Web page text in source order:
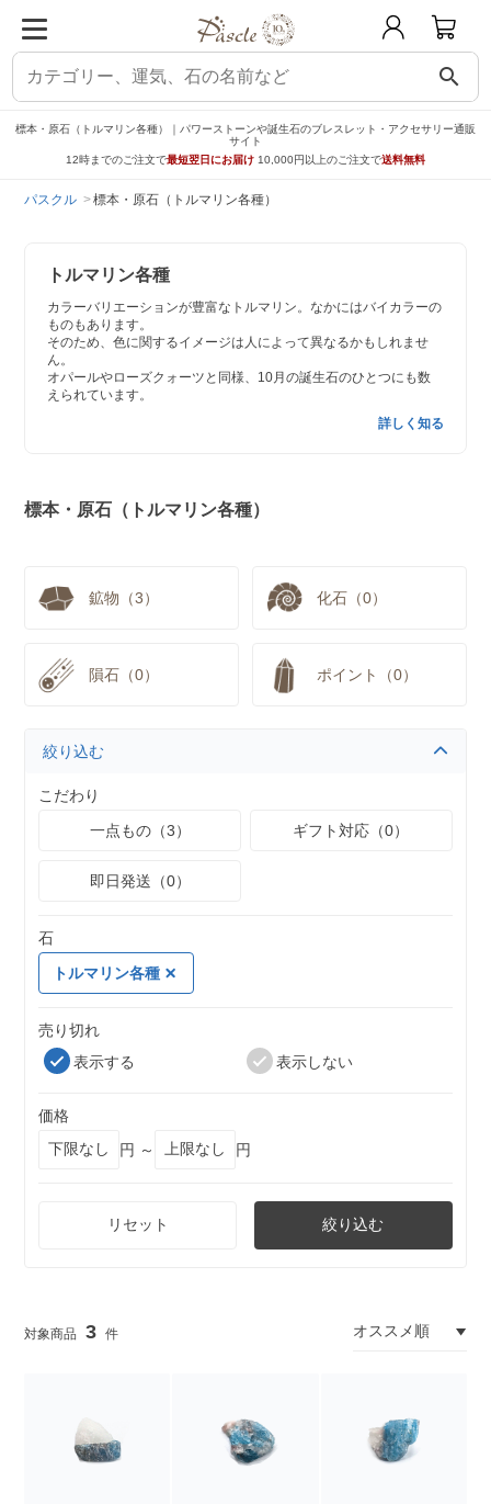
search
標本・原石（トルマリン各種）｜パワーストーンや誕生石のブレスレット・アクセサリー通販
サイト
12時までのご注文で最短翌日にお届け 10,000円以上のご注文で送料無料
パスクル 標本・原石（トルマリン各種）
トルマリン各種
カラーバリエーションが豊富なトルマリン。なかにはバイカラーの
ものもあります。
そのため、色に関するイメージは人によって異なるかもしれませ
ん。
オパールやローズクォーツと同様、10月の誕生石のひとつにも数
えられています。
詳しく知る
標本・原石（トルマリン各種）
鉱物（3） 化石（0）
隕石（0） ポイント（0）
絞り込む
こだわり
一点もの（3）
ギフト対応（0）
即日発送（0）
石
トルマリン各種
売り切れ
表示する
表示しない
価格
円 ～
円
リセット 絞り込む
3